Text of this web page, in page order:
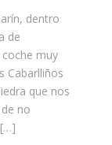
dentro
de
muy
Cabarlliños
que nos
no